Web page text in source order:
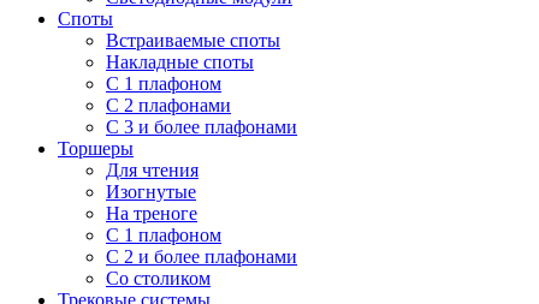
Споты
Встраиваемые споты
Накладные споты
С 1 плафоном
С 2 плафонами
С 3 и более плафонами
Торшеры
Для чтения
Изогнутые
На треноге
С 1 плафоном
С 2 и более плафонами
Со столиком
Трековые системы